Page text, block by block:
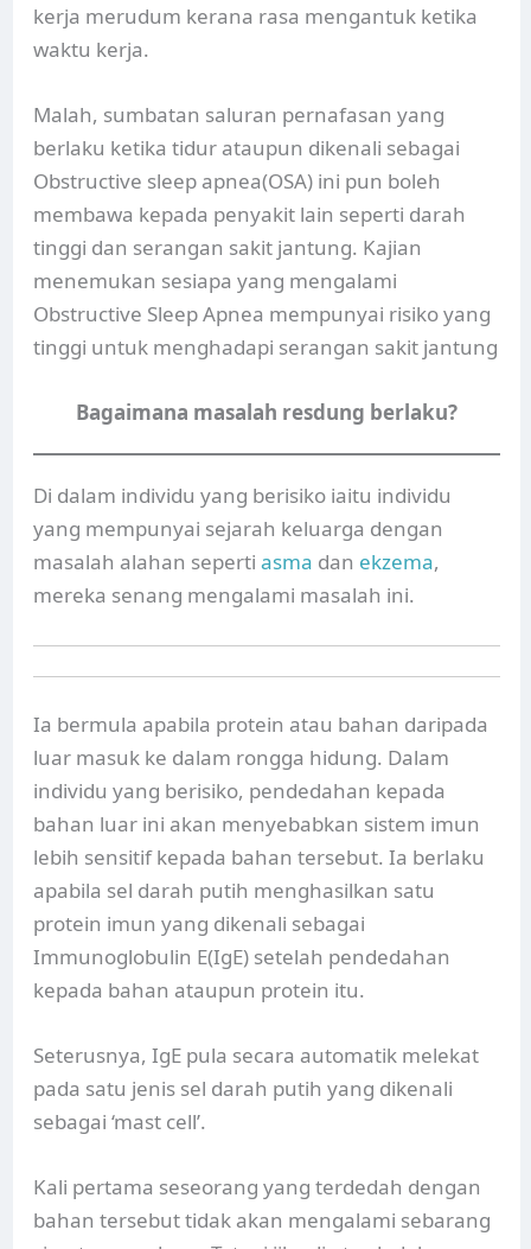
kerja merudum kerana rasa mengantuk ketika
waktu kerja.
Malah, sumbatan saluran pernafasan yang
berlaku ketika tidur ataupun dikenali sebagai
Obstructive sleep apnea(OSA) ini pun boleh
membawa kepada penyakit lain seperti darah
tinggi dan serangan sakit jantung. Kajian
menemukan sesiapa yang mengalami
Obstructive Sleep Apnea mempunyai risiko yang
tinggi untuk menghadapi serangan sakit jantung
Bagaimana masalah resdung berlaku?
Di dalam individu yang berisiko iaitu individu
yang mempunyai sejarah keluarga dengan
masalah alahan sepertiasma dan ekzema,
mereka senang mengalami masalah ini.
Ia bermula apabila protein atau bahan daripada
luar masuk ke dalam rongga hidung. Dalam
individu yang berisiko, pendedahan kepada
bahan luar ini akan menyebabkan sistem imun
lebih sensitif kepada bahan tersebut. Ia berlaku
apabila sel darah putih menghasilkan satu
protein imun yang dikenali sebagai
Immunoglobulin E(IgE) setelah pendedahan
kepada bahan ataupun protein itu.
Seterusnya, IgE pula secara automatik melekat
pada satu jenis sel darah putih yang dikenali
sebagai ‘mast cell’.
Kali pertama seseorang yang terdedah dengan
bahan tersebut tidak akan mengalami sebarang